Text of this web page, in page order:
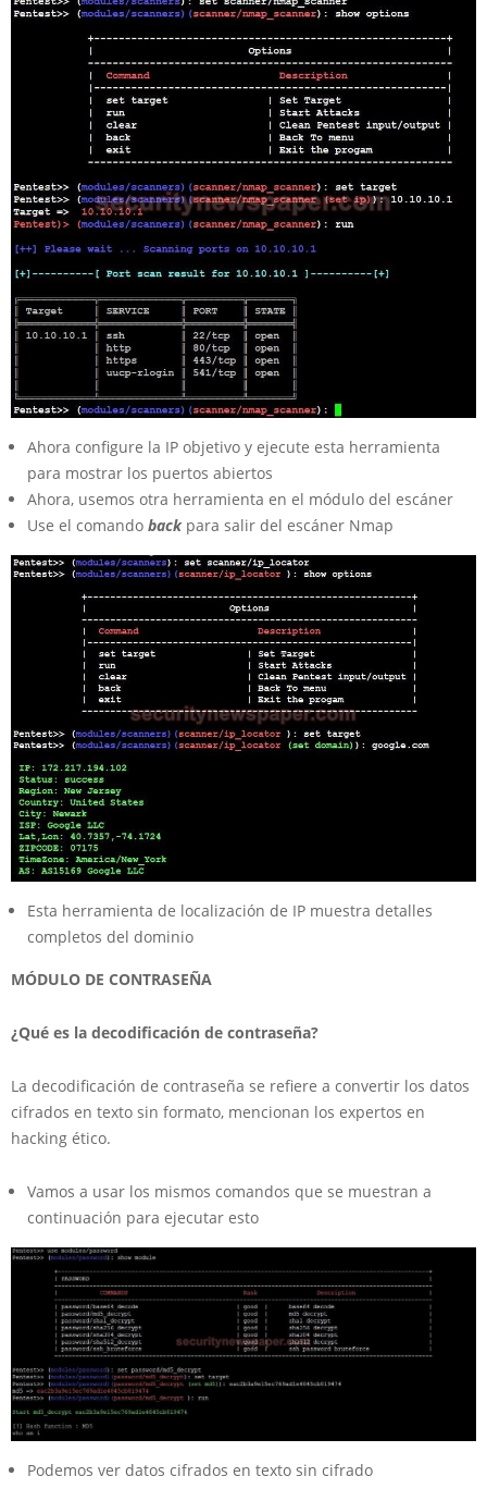
Ahora configure la IP objetivo y ejecute esta herramienta
para mostrar los puertos abiertos
Ahora, usemos otra herramienta en el módulo del escáner
Use el comando backpara salir del escáner Nmap
Esta herramienta de localización de IP muestra detalles
completos del dominio
MÓDULO DE CONTRASEÑA
¿Qué es la decodificación de contraseña?
La decodificación de contraseña se refiere a convertir los datos
cifrados en texto sin formato, mencionan los expertos en
hacking ético.
Vamos a usar los mismos comandos que se muestran a
continuación para ejecutar esto
Podemos ver datos cifrados en texto sin cifrado